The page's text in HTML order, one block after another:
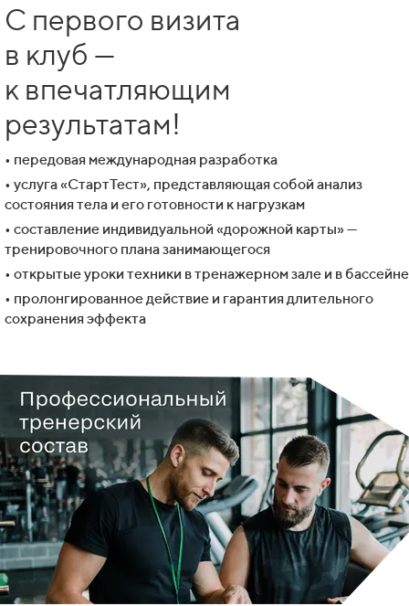
С первого визита
в клуб —
к впечатляющим
результатам!
• передовая международная разработка
• услуга «СтартТест», представляющая собой анализ
состояния тела и его готовности к нагрузкам
• составление индивидуальной «дорожной карты» —
тренировочного плана занимающегося
• открытые уроки техники в тренажерном зале и в бассейне
• пролонгированное действие и гарантия длительного
сохранения эффекта